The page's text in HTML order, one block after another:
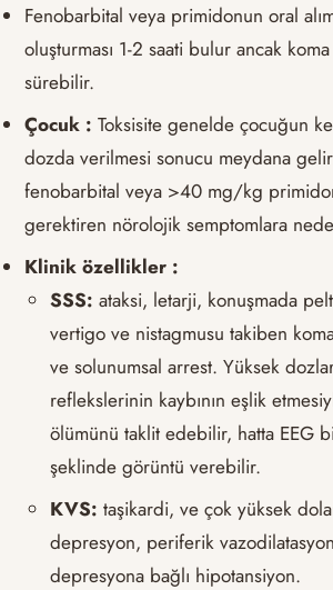
Fenobarbital veya primidonun oral
oluşturması 1-2 saati bulur ancak
sürebilir.
Çocuk : Toksisite genelde çocuğun
dozda verilmesi sonucu meydana
fenobarbital veya >40 mg/kg
gerektiren nörolojik semptomlara
Klinik özellikler :
SSS: ataksi, letarji, konuşmada
vertigo ve nistagmusu takiben
ve solunumsal arrest. Yüksek
reflekslerinin kaybının eşlik
ölümünü taklit edebilir, hatta EEG
şeklinde görüntü verebilir.
KVS: taşikardi, ve çok yüksek
depresyon, periferik
depresyona bağlı hipotansiyon.